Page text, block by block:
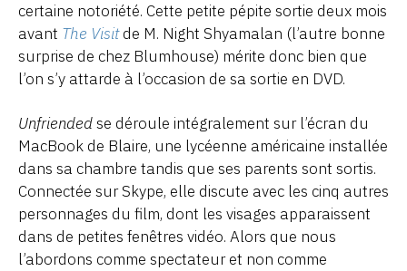
certaine notoriété. Cette petite pépite sortie deux mois
avant The Visitde M. Night Shyamalan (l’autre bonne
surprise de chez Blumhouse) mérite donc bien que
l’on s’y attarde à l’occasion de sa sortie en DVD.
Unfriendedse déroule intégralement sur l’écran du
MacBook de Blaire, une lycéenne américaine installée
dans sa chambre tandis que ses parents sont sortis.
Connectée sur Skype, elle discute avec les cinq autres
personnages du film, dont les visages apparaissent
dans de petites fenêtres vidéo. Alors que nous
l’abordons comme spectateur et non comme